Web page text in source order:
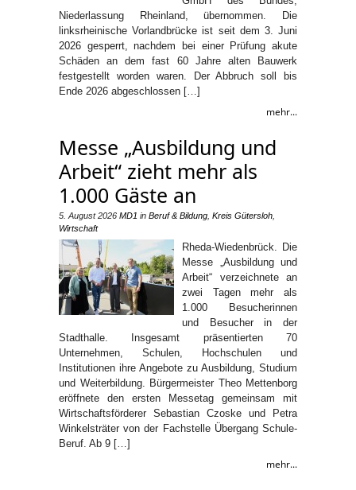
Niederlassung Rheinland, übernommen. Die
linksrheinische Vorlandbrücke ist seit dem 3. Juni
2026 gesperrt, nachdem bei einer Prüfung akute
Schäden an dem fast 60 Jahre alten Bauwerk
festgestellt worden waren. Der Abbruch soll bis
Ende 2026 abgeschlossen […]
mehr...
Messe „Ausbildung und
Arbeit“ zieht mehr als
1.000 Gäste an
5. August 2026 MD1 in Beruf & Bildung Kreis Gütersloh
Wirtschaft
Rheda-Wiedenbrück. Die
Messe „Ausbildung und
Arbeit“ verzeichnete an
zwei Tagen mehr als
1.000 Besucherinnen
und Besucher in der
Stadthalle. Insgesamt präsentierten 70
Unternehmen, Schulen, Hochschulen und
Institutionen ihre Angebote zu Ausbildung, Studium
und Weiterbildung. Bürgermeister Theo Mettenborg
eröffnete den ersten Messetag gemeinsam mit
Wirtschaftsförderer Sebastian Czoske und Petra
Winkelsträter von der Fachstelle Übergang Schule-
Beruf. Ab 9 […]
mehr...